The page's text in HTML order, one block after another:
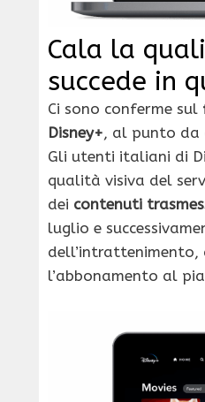
Cala la
succede in
Ci sono conferme sul
Disney+, al punto da
Gli utenti italiani di
qualità visiva del
dei contenuti
luglio e
l’abbonamento al